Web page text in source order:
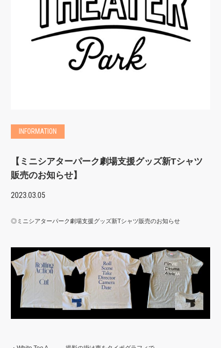
INFORMATION
【ミニシアターパーク劇場支援グッズ新Tシャツ
販売のお知らせ】
2023.03.05
◎ミニシアターパーク劇場支援グッズ新Tシャツ販売のお知らせ